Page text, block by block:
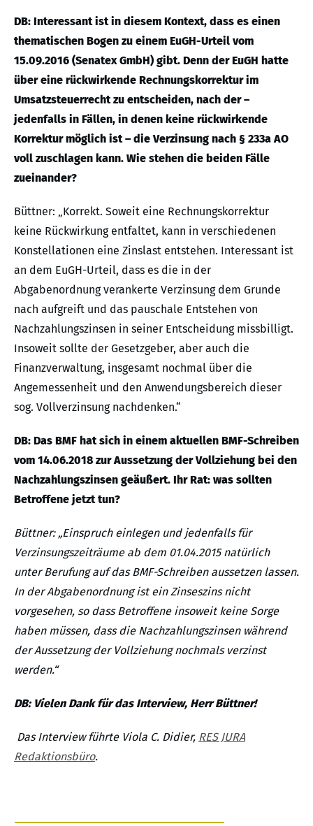
DB: Interessant ist in diesem Kontext, dass es einen
thematischen Bogen zu einem EuGH-Urteil vom
15.09.2016 (Senatex GmbH) gibt. Denn der EuGH hatte
über eine rückwirkende Rechnungskorrektur im
Umsatzsteuerrecht zu entscheiden, nach der –
jedenfalls in Fällen, in denen keine rückwirkende
Korrektur möglich ist – die Verzinsung nach § 233a AO
voll zuschlagen kann. Wie stehen die beiden Fälle
zueinander?
Büttner: „Korrekt. Soweit eine Rechnungskorrektur
keine Rückwirkung entfaltet, kann in verschiedenen
Konstellationen eine Zinslast entstehen. Interessant ist
an dem EuGH-Urteil, dass es die in der
Abgabenordnung verankerte Verzinsung dem Grunde
nach aufgreift und das pauschale Entstehen von
Nachzahlungszinsen in seiner Entscheidung missbilligt.
Insoweit sollte der Gesetzgeber, aber auch die
Finanzverwaltung, insgesamt nochmal über die
Angemessenheit und den Anwendungsbereich dieser
sog. Vollverzinsung nachdenken.“
DB: Das BMF hat sich in einem aktuellen BMF-Schreiben
vom 14.06.2018 zur Aussetzung der Vollziehung bei den
Nachzahlungszinsen geäußert. Ihr Rat: was sollten
Betroffene jetzt tun?
Büttner: „Einspruch einlegen und jedenfalls für
Verzinsungszeiträume ab dem 01.04.2015 natürlich
unter Berufung auf das BMF-Schreiben aussetzen lassen.
In der Abgabenordnung ist ein Zinseszins nicht
vorgesehen, so dass Betroffene insoweit keine Sorge
haben müssen, dass die Nachzahlungszinsen während
der Aussetzung der Vollziehung nochmals verzinst
werden.“
DB: Vielen Dank für das Interview, Herr Büttner!
Das Interview führte Viola C. Didier, RES JURA
Redaktionsbüro.